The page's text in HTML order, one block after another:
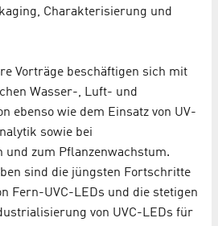
Charakterisierung und
Vorträge beschäftigen sich mit
Wasser-, Luft- und
ebenso wie dem Einsatz von UV-
sowie bei
und zum Pflanzenwachstum.
sind die jüngsten Fortschritte
Fern-UVC-LEDs und die stetigen
von UVC-LEDs für